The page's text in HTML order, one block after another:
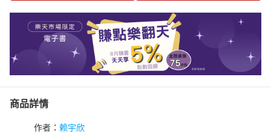
商品詳情
作者： 赖宇欣